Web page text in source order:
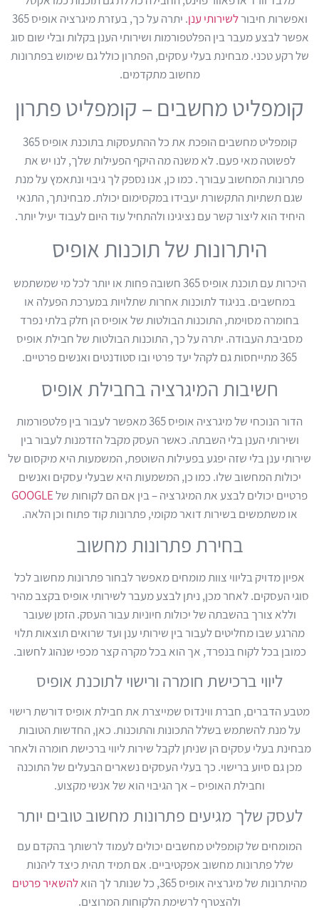
ואפשרות חיבורלשירותי ענן
. יתרה על כך, בעזרת מיגרציה אופיס 365
אפשר לבצע מעבר בין הפלטפורמות ושירותי הענן בקלות ובלי שום סוג
של רקע טכני. מבחינת בעלי עסקים, הפתרון כולל גם שימוש בפתרונות
מחשוב מתקדמים.
קומפליט מחשבים – קומפליט פתרון
קומפליט מחשבים הופכת את כל ההתעסקות בתוכנת אופיס 365
לפשוטה מאי פעם. לא משנה מה היקף הפעילות שלך, לנו יש את
פתרונות המחשוב עבורך. כמו כן, אנו נספק לך גיבוי ונתאמץ על מנת
שגם תשתיות התקשורת יעבידו במקסימום יכולת. מבחינתך, התנאי
היחיד הוא ליצור קשר עם נציגינו ולהתחיל עוד היום לעבוד יעיל יותר.
היתרונות של תוכנות אופיס
היכרות עם תוכנת אופיס 365 חשובה פחות או יותר לכל מי שמשתמש
במחשבים. בניגוד לתוכנות אחרות שתלויות במערכת הפעלה או
בחומרה מסוימת, התוכנות הבולטות של אופיס הן חלק בלתי נפרד
מסביבת העבודה. יתרה על כך, התוכנות הבולטות של חבילת אופיס
365 מתייחסות גם לקהל יעד פרטי ובו סטודנטים ואנשים פרטיים.
חשיבות המיגרציה בחבילת אופיס
הדור הנוכחי של מיגרציה אופיס 365 מאפשר לעבור בין פלטפורמות
ושירותי הענן בלי השבתה. כאשר העסק מקבל הזדמנות לעבור בין
שירותי ענן בלי שזה יפגע בפעילות השוטפת, המשמעות היא מיקסום של
יכולות המחשוב שלו. כמו כן, המשמעות היא שבעלי עסקים ואנשים
פרטיים יכולים לבצע את המיגרציה – בין אם הם לקוחות שלGOOGLE
או משתמשים בשירות דואר מקומי, פתרונות קוד פתוח וכן הלאה.
בחירת פתרונות מחשוב
אפיון מדויק בליווי צוות מומחים מאפשר לבחור פתרונות מחשוב לכל
סוגי העסקים. לאחר מכן, ניתן לבצע מעבר לשירותי אופיס בקצב מהיר
וללא צורך בהשבתה של יכולות חיוניות עבור העסק. הזמן שעובר
מהרגע שבו מחליטים לעבור בין שירותי ענן ועד שרואים תוצאות תלוי
כמובן בכל לקוח בנפרד, אך הוא בכל מקרה קצר מכפי שנהוג לחשוב.
ליווי ברכישת חומרה ורישוי לתוכנת אופיס
מטבע הדברים, חברת ווינדוס שמייצרת את חבילת אופיס דורשת רישוי
על מנת להשתמש בשלל התכונות והתוכנות. כאן, החדשות הטובות
מבחינת בעלי עסקים הן שניתן לקבל שירות ליווי ברכישת חומרה ולאחר
מכן גם סיוע ברישוי. כך בעלי העסקים נשארים הבעלים של התוכנה
וחבילת האופיס – אך הגיבוי הוא של אנשי מקצוע.
לעסק שלך מגיעים פתרונות מחשוב טובים יותר
המומחים של קומפליט מחשבים יכולים לעמוד לרשותך בהקדם עם
שלל פתרונות מחשוב אפקטיביים. אם תמיד תהית כיצד ליהנות
מהיתרונות של מיגרציה אופיס 365, כל שנותר לך הוא
להשאיר פרטים
ולהצטרף לרשימת הלקוחות המרוצים.